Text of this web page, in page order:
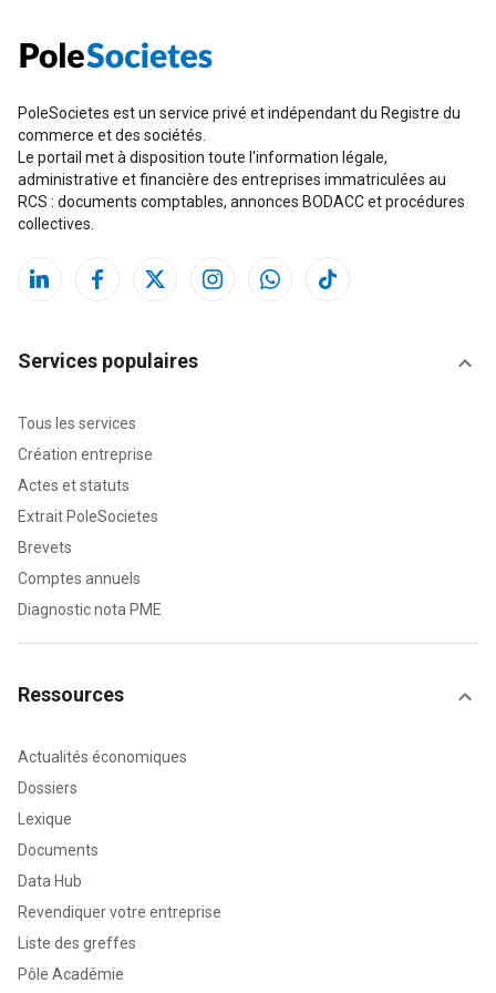
PoleSocietes est un service privé et indépendant du Registre du
commerce et des sociétés.
Le portail met à disposition toute l'information légale,
administrative et financière des entreprises immatriculées au
RCS : documents comptables, annonces BODACC et procédures
collectives.
Services populaires
Tous les services
Création entreprise
Actes et statuts
Extrait PoleSocietes
Brevets
Comptes annuels
Diagnostic nota PME
Ressources
Actualités économiques
Dossiers
Lexique
Documents
Data Hub
Revendiquer votre entreprise
Liste des greffes
Pôle Académie